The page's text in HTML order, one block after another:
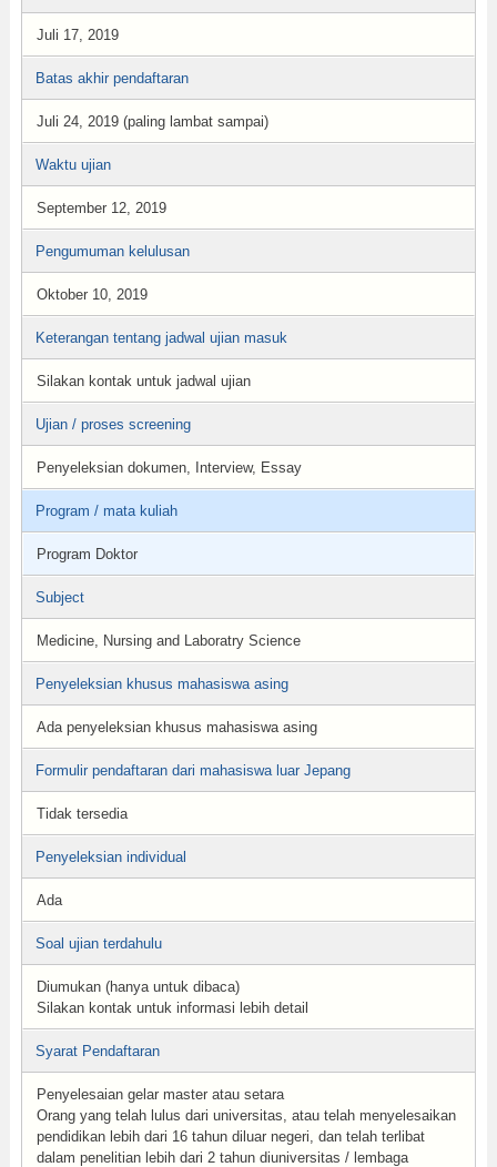
Juli 17, 2019
Batas akhir pendaftaran
Juli 24, 2019 (paling lambat sampai)
Waktu ujian
September 12, 2019
Pengumuman kelulusan
Oktober 10, 2019
Keterangan tentang jadwal ujian masuk
Silakan kontak untuk jadwal ujian
Ujian / proses screening
Penyeleksian dokumen, Interview, Essay
Program / mata kuliah
Program Doktor
Subject
Medicine, Nursing and Laboratry Science
Penyeleksian khusus mahasiswa asing
Ada penyeleksian khusus mahasiswa asing
Formulir pendaftaran dari mahasiswa luar Jepang
Tidak tersedia
Penyeleksian individual
Ada
Soal ujian terdahulu
Diumukan (hanya untuk dibaca)
Silakan kontak untuk informasi lebih detail
Syarat Pendaftaran
Penyelesaian gelar master atau setara
Orang yang telah lulus dari universitas, atau telah menyelesaikan
pendidikan lebih dari 16 tahun diluar negeri, dan telah terlibat
dalam penelitian lebih dari 2 tahun diuniversitas / lembaga